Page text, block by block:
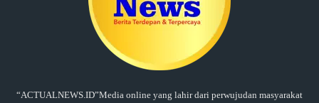
“ACTUALNEWS.ID”Media online yang lahir dari perwujudan masyarakat